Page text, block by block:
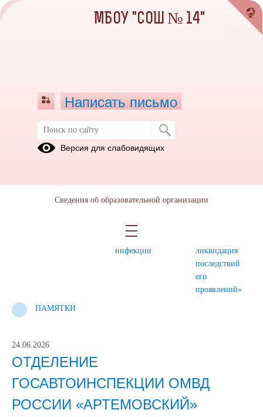
БЕЗОПАСНОСТЬ
Безопасность
Профилактика
привычек.
ВИЧ-
инфекции
«Профилактика
ликвидация
последствий
его
проявлений»
ПАМЯТКИ
24.06.2026
ОТДЕЛЕНИЕ
ГОСАВТОИНСПЕКЦИИ ОМВД
РОССИИ «АРТЕМОВСКИЙ»
МБОУ "СОШ № 14"
Написать письмо
Версия для слабовидящих
Сведения об образовательной организации